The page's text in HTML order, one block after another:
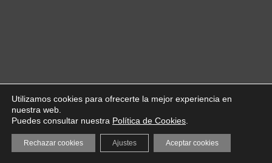
Utilizamos cookies para ofrecerte la mejor experiencia en
nuestra web.
Puedes consultar nuestra Política de Cookies
Aceptar cookies
Rechazar cookies Ajustes